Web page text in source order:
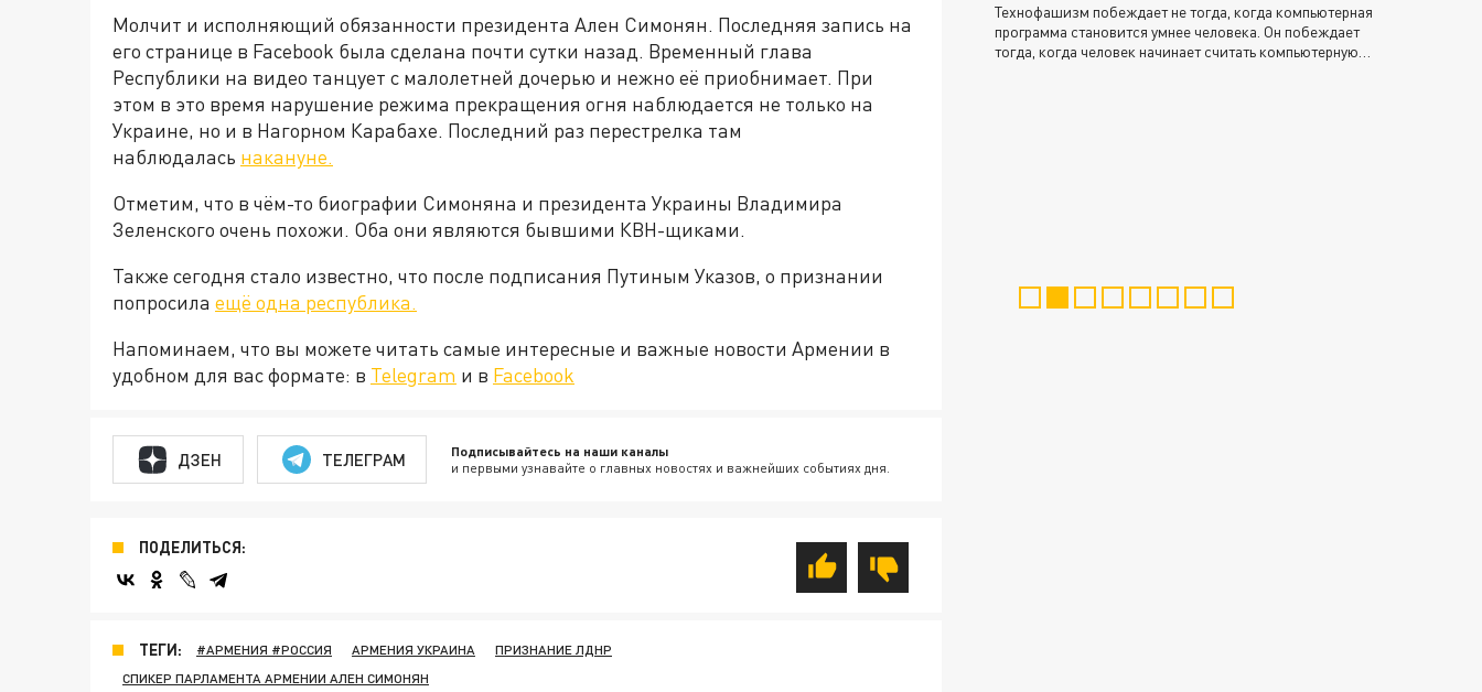
Молчит и исполняющий обязанности президента Ален Симонян. Последняя запись на
его странице в Facebook была сделана почти сутки назад. Временный глава
Республики на видео танцует с малолетней дочерью и нежно её приобнимает. При
этом в это время нарушение режима прекращения огня наблюдается не только на
Украине, но и в Нагорном Карабахе. Последний раз перестрелка там
наблюдалась накануне.
Отметим, что в чём-то биографии Симоняна и президента Украины Владимира
Зеленского очень похожи. Оба они являются бывшими КВН-щиками.
Также сегодня стало известно, что после подписания Путиным Указов, о признании
попросила ещё одна республика.
Напоминаем, что вы можете читать самые интересные и важные новости Армении в
удобном для вас формате: в Telegram и в Facebook
ДЗЕН ТЕЛЕГРАМ Подписывайтесь на наши каналы
и первыми узнавайте о главных новостях и важнейших событиях дня.
ПОДЕЛИТЬСЯ:
ТЕГИ: #АРМЕНИЯ #РОССИЯ АРМЕНИЯ УКРАИНА
ПРИЗНАНИЕ ЛДНР
СПИКЕР ПАРЛАМЕНТА АРМЕНИИ АЛЕН СИМОНЯН
Технофашизм побеждает не тогда, когда компьютерная
программа становится умнее человека. Он побеждает
тогда, когда человек начинает считать компьютерную